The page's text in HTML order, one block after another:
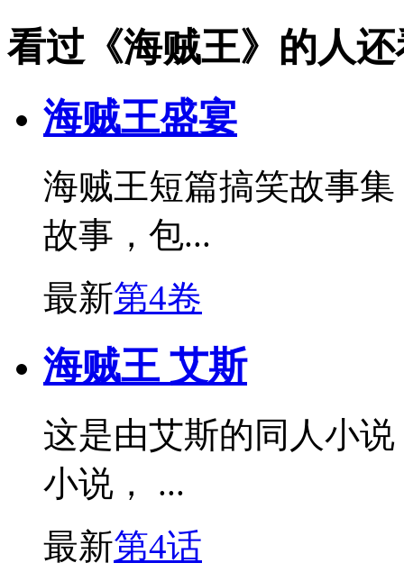
看过《海贼王》的人
海贼王盛宴
海贼王短篇搞笑故事
故事，包...
最新第4卷
海贼王 艾斯
这是由艾斯的同人小
小说， ...
最新第4话